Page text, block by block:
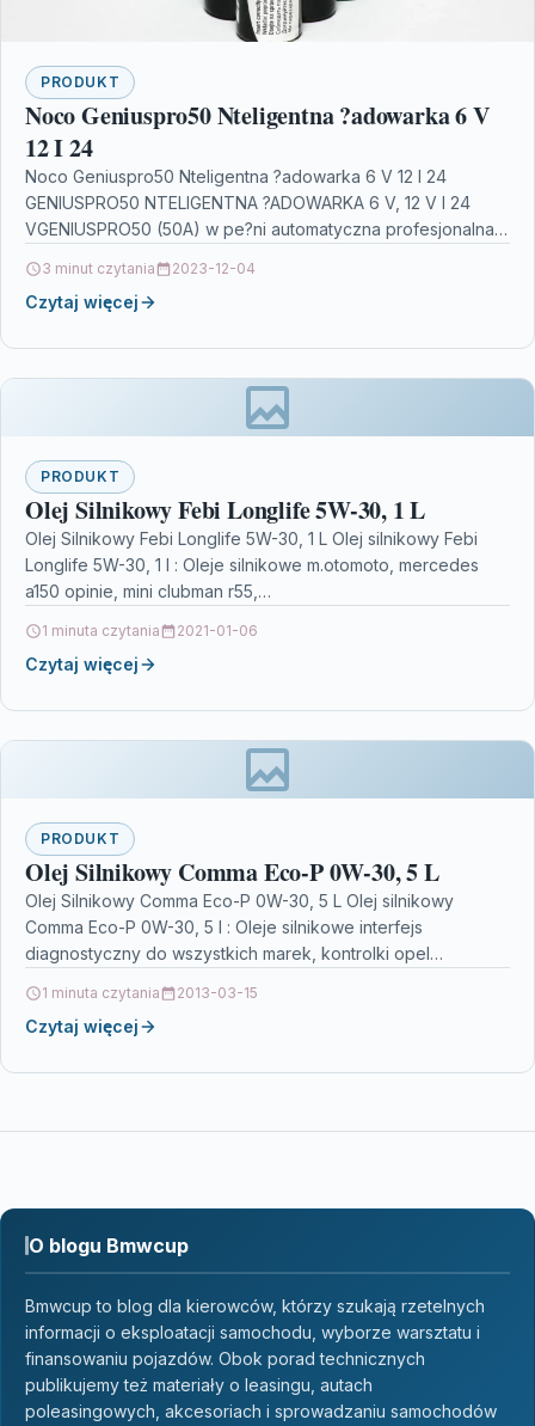
PRODUKT
Noco Geniuspro50 Nteligentna ?adowarka 6 V
12 I 24
Noco Geniuspro50 Nteligentna ?adowarka 6 V 12 I 24
GENIUSPRO50 NTELIGENTNA ?ADOWARKA 6 V, 12 V I 24
VGENIUSPRO50 (50A) w pe?ni automatyczna profesjonalna,
3 minut czytania 2023-12-04
Czytaj więcej
PRODUKT
Olej Silnikowy Febi Longlife 5W-30, 1 L
Olej Silnikowy Febi Longlife 5W-30, 1 L Olej silnikowy Febi
Longlife 5W-30, 1 l : Oleje silnikowe m.otomoto, mercedes
a150 opinie, mini clubman r55,…
1 minuta czytania 2021-01-06
Czytaj więcej
PRODUKT
Olej Silnikowy Comma Eco-P 0W-30, 5 L
Olej Silnikowy Comma Eco-P 0W-30, 5 L Olej silnikowy
Comma Eco-P 0W-30, 5 l : Oleje silnikowe interfejs
diagnostyczny do wszystkich marek, kontrolki opel…
1 minuta czytania 2013-03-15
Czytaj więcej
O blogu Bmwcup
Bmwcup to blog dla kierowców, którzy szukają rzetelnych
informacji o eksploatacji samochodu, wyborze warsztatu i
finansowaniu pojazdów. Obok porad technicznych
publikujemy też materiały o leasingu, autach
poleasingowych, akcesoriach i sprowadzaniu samochodów